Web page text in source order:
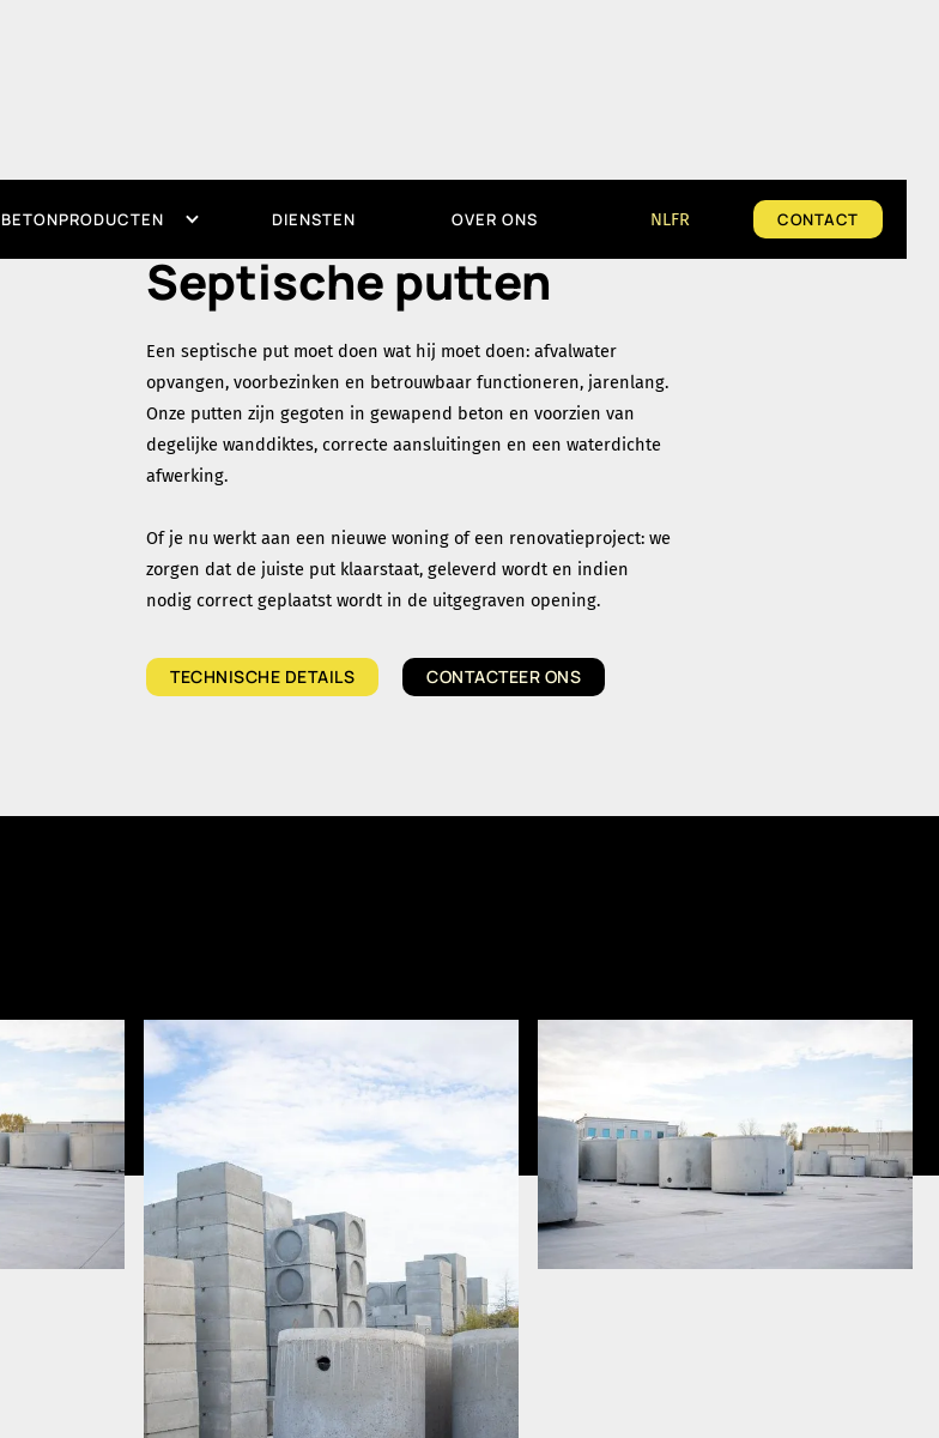
BETONPRODUCTEN DIENSTEN OVER ONS NLFR CONTACT
Onze betonproducten
Septische putten
Een septische put moet doen wat hij moet doen: afvalwater
opvangen, voorbezinken en betrouwbaar functioneren, jarenlang.
Onze putten zijn gegoten in gewapend beton en voorzien van
degelijke wanddiktes, correcte aansluitingen en een waterdichte
afwerking.
Of je nu werkt aan een nieuwe woning of een renovatieproject: we
zorgen dat de juiste put klaarstaat, geleverd wordt en indien
nodig correct geplaatst wordt in de uitgegraven opening.
TECHNISCHE DETAILS CONTACTEER ONS